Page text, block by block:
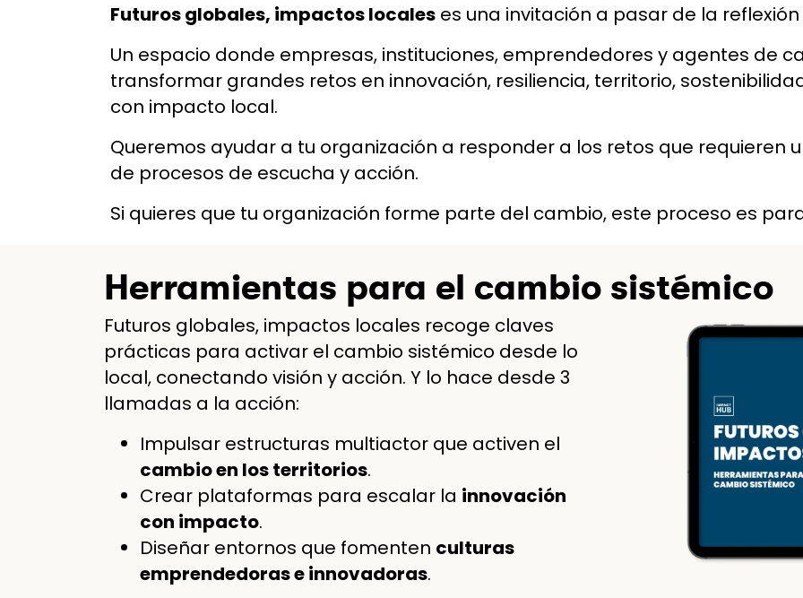
Futuros globales, impactos locales es una invitación a pasar de la
Un espacio donde empresas, instituciones, emprendedores y agentes de
transformar grandes retos en innovación, resiliencia, territorio,
con impacto local.
Queremos ayudar a tu organización a responder a los retos que requieren
de procesos de escucha y acción.
Si quieres que tu organización forme parte del cambio, este proceso es
Herramientas para el cambio sistémico
Futuros globales, impactos locales recoge claves
prácticas para activar el cambio sistémico desde lo
local, conectando visión y acción. Y lo hace desde 3
llamadas a la acción:
Impulsar estructuras multiactor que activen el
cambio en los territorios.
Crear plataformas para escalar la innovación
con impacto.
Diseñar entornos que fomenten culturas
emprendedoras e innovadoras.